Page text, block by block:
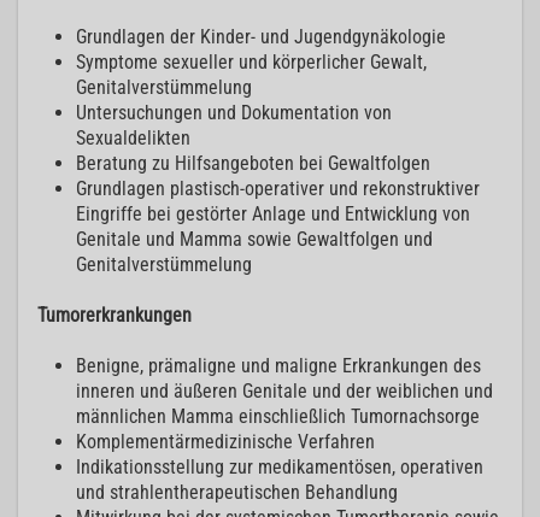
Grundlagen der Kinder- und Jugendgynäkologie
Symptome sexueller und körperlicher Gewalt,
Genitalverstümmelung
Untersuchungen und Dokumentation von
Sexualdelikten
Beratung zu Hilfsangeboten bei Gewaltfolgen
Grundlagen plastisch-operativer und rekonstruktiver
Eingriffe bei gestörter Anlage und Entwicklung von
Genitale und Mamma sowie Gewaltfolgen und
Genitalverstümmelung
Tumorerkrankungen
Benigne, prämaligne und maligne Erkrankungen des
inneren und äußeren Genitale und der weiblichen und
männlichen Mamma einschließlich Tumornachsorge
Komplementärmedizinische Verfahren
Indikationsstellung zur medikamentösen, operativen
und strahlentherapeutischen Behandlung